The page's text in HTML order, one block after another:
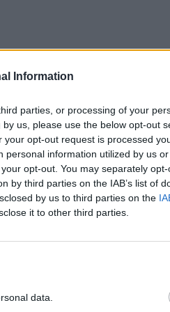
Information
parties, or processing of your
us, please use the below opt-out
opt-out request is processed
information utilized by us
opt-out. You may separately
by third parties on the IAB’s list of
by us to third parties on the
it to other third parties.
data.
e a coloro
non dovrà
non rifiuterà
automaticamente
uno
gratuita e,
propri
una adeguata
spiegandola
opportuno. Ma vi